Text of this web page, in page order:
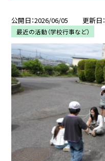
公開日 2026/06/05 更新日
最近の活動（学校行事など）